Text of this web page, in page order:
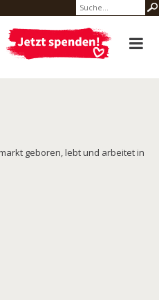
geboren, lebt und arbeitet in